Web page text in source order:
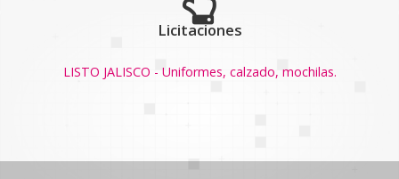
Licitaciones
LISTO JALISCO - Uniformes, calzado, mochilas.